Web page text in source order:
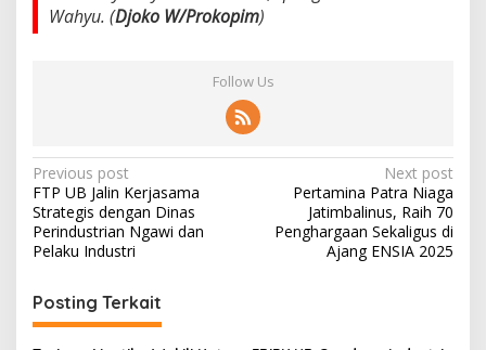
Wahyu. (Djoko W/Prokopim)
Follow Us
P
o
s
t
n
a
Previous post
FTP UB Jalin Kerjasama
Strategis dengan Dinas
Perindustrian Ngawi dan
Pelaku Industri
Next post
Pertamina Patra Niaga
Jatimbalinus, Raih 70
Penghargaan Sekaligus di
Ajang ENSIA 2025
Posting Terkait